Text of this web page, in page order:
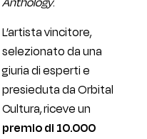
L’artista vincitore,
selezionato da una
giuria di esperti e
presieduta da Orbital
Cultura, riceve un
premio di 10.000